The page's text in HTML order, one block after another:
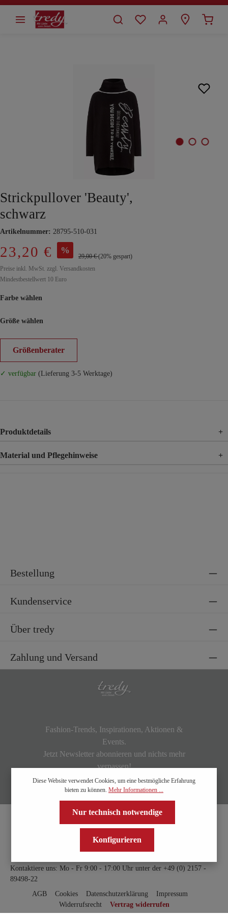
springen
Strickpullover 'Beauty',
schwarz
Artikelnummer: 28795-510-031
23,20 € %
29,00 €(20% gespart)
Preise inkl. MwSt. zzgl. Versandkosten
Mindestbestellwert 10 Euro
Farbe wählen
Größe wählen
Größenberater
✓ verfügbar (Lieferung 3-5 Werktage)
Produktdetails +
Material und Pflegehinweise +
Bestellung
Kundenservice
Über tredy
Zahlung und Versand
Fashion-Trends, Inspirationen, Aktionen &
Events.
Jetzt Newsletter abonnieren und nichts mehr
verpassen!
Kontaktiere uns: Mo - Fr 9:00 - 17:00 Uhr unter der +49 (0) 2157 -
89498-22
AGB
Cookies Datenschutzerklärung
Impressum
Widerrufsrecht
Vertrag widerrufen
Diese Website verwendet Cookies, um eine bestmögliche Erfahrung
bieten zu können. Mehr Informationen ...
Nur technisch notwendige
Konfigurieren